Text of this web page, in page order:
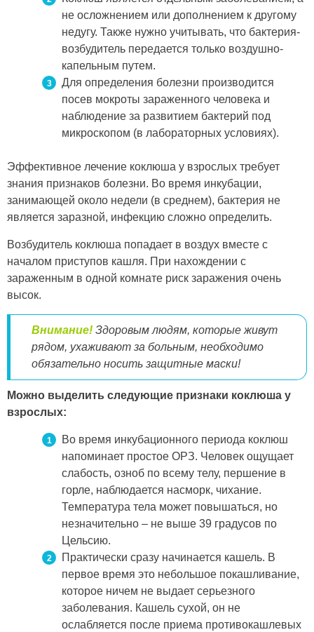
не осложнением или дополнением к другому
недугу. Также нужно учитывать, что бактерия-
возбудитель передается только воздушно-
капельным путем.
Для определения болезни производится
посев мокроты зараженного человека и
наблюдение за развитием бактерий под
микроскопом (в лабораторных условиях).
Эффективное лечение коклюша у взрослых требует
знания признаков болезни. Во время инкубации,
занимающей около недели (в среднем), бактерия не
является заразной, инфекцию сложно определить.
Возбудитель коклюша попадает в воздух вместе с
началом приступов кашля. При нахождении с
зараженным в одной комнате риск заражения очень
высок.
Внимание! Здоровым людям, которые живут
рядом, ухаживают за больным, необходимо
обязательно носить защитные маски!
Можно выделить следующие признаки коклюша у
взрослых:
Во время инкубационного периода коклюш
напоминает простое ОРЗ. Человек ощущает
слабость, озноб по всему телу, першение в
горле, наблюдается насморк, чихание.
Температура тела может повышаться, но
незначительно – не выше 39 градусов по
Цельсию.
Практически сразу начинается кашель. В
первое время это небольшое покашливание,
которое ничем не выдает серьезного
заболевания. Кашель сухой, он не
ослабляется после приема противокашлевых